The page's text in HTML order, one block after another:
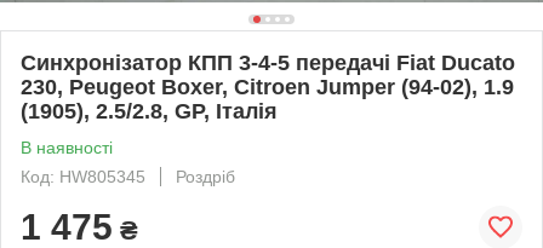
Синхронізатор КПП 3-4-5 передачі Fiat Ducato
230, Peugeot Boxer, Citroen Jumper (94-02), 1.9
(1905), 2.5/2.8, GP, Італія
В наявності
Код: HW805345
Роздріб
1 475 ₴